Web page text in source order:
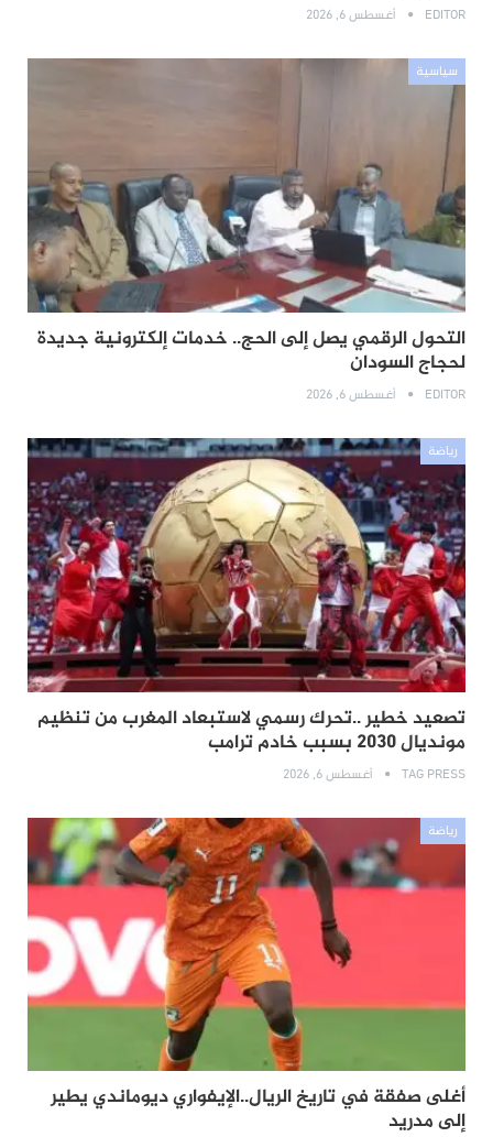
EDITOR أغسطس 6, 2026
سياسية
التحول الرقمي يصل إلى الحج.. خدمات إلكترونية جديدة
لحجاج السودان
EDITOR أغسطس 6, 2026
رياضة
تصعيد خطير ..تحرك رسمي لاستبعاد المغرب من تنظيم
مونديال 2030 بسبب خادم ترامب
TAG PRESS أغسطس 6, 2026
رياضة
أغلى صفقة في تاريخ الريال..الإيفواري ديوماندي يطير
إلى مدريد